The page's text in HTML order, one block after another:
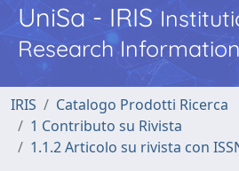
UniSa - IRIS
Research
IRIS
Catalogo Prodotti Ricerca
1 Contributo su Rivista
1.1.2 Articolo su rivista con